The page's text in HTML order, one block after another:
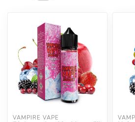
VAMPIRE VAPE